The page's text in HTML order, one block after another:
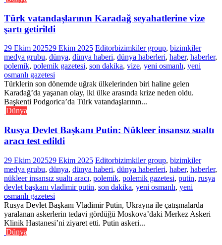
Türk vatandaşlarının Karadağ seyahatlerine vize
şartı getirildi
29 Ekim 202529 Ekim 2025 Editorbizimkiler group, bizimkiler
medya grubu, dünya, dünya haberi, dünya haberleri, haber, haberler,
polemik, polemik gazetesi, son dakika, vize, yeni osmanlı, yeni
osmanlı gazetesi
Türklerin son dönemde uğrak ülkelerinden biri haline gelen
Karadağ’da yaşanan olay, iki ülke arasında krize neden oldu.
Başkenti Podgorica’da Türk vatandaşlarının...
Dünya
Rusya Devlet Başkanı Putin: Nükleer insansız sualtı
aracı test edildi
29 Ekim 202529 Ekim 2025 Editorbizimkiler group, bizimkiler
medya grubu, dünya, dünya haberi, dünya haberleri, haber, haberler,
nükleer insansız sualtı aracı, polemik, polemik gazetesi, putin, rusya
devlet başkanı vladimir putin, son dakika, yeni osmanlı, yeni
osmanlı gazetesi
Rusya Devlet Başkanı Vladimir Putin, Ukrayna ile çatışmalarda
yaralanan askerlerin tedavi gördüğü Moskova’daki Merkez Askeri
Klinik Hastanesi’ni ziyaret etti. Putin askeri...
Dünya